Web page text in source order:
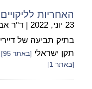
האחריות
23 יוני, 2022 | ד"ר
בתיק תביעה של
תקן ישראלי [באתר 95]
[באתר 1]